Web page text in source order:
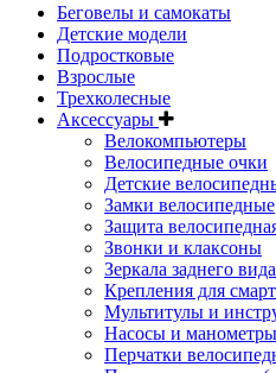
Беговелы и самокаты
Детские модели
Подростковые
Взрослые
Трехколесные
Аксессуары
Велокомпьютеры
Велосипедные очки
Детские
Замки велосипедные
Защита
Звонки и клаксоны
Зеркала заднего вида
Крепления для
Мультитулы и
Насосы и манометры
Перчатки